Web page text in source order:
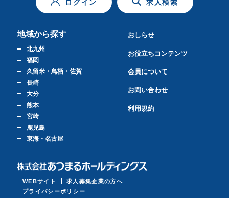
ログイン 求人検索
地域から探す
北九州
福岡
久留米・鳥栖・佐賀
長崎
大分
熊本
宮崎
鹿児島
東海・名古屋
おしらせ
お役立ちコンテンツ
会員について
お問い合わせ
利用規約
WEBサイト
求人募集企業の方へ
プライバシーポリシー